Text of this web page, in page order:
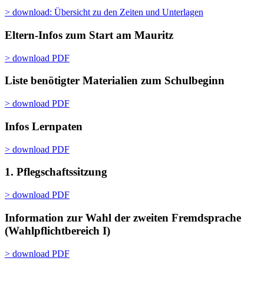
> download: Übersicht zu den Zeiten und Unterlagen
Eltern-Infos zum Start am Mauritz
> download PDF
Liste benötigter Materialien zum Schulbeginn
> download PDF
Infos Lernpaten
> download PDF
1. Pflegschaftssitzung
> download PDF
Information zur Wahl der zweiten Fremdsprache
(Wahlpflichtbereich I)
> download PDF